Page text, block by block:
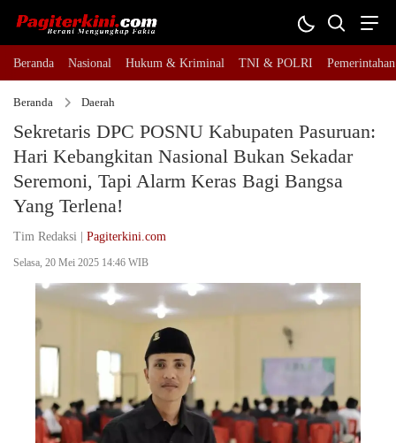
Beranda Nasional Hukum & Kriminal TNI & POLRI Pemerintahan
Beranda Daerah
Sekretaris DPC POSNU Kabupaten Pasuruan:
Hari Kebangkitan Nasional Bukan Sekadar
Seremoni, Tapi Alarm Keras Bagi Bangsa
Yang Terlena!
Tim Redaksi | Pagiterkini.com
Selasa, 20 Mei 2025 14:46 WIB